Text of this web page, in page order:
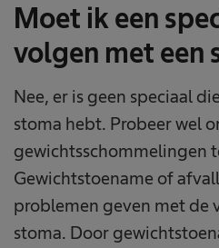
Moet ik een
volgen met een
Nee, er is geen speciaal
stoma hebt. Probeer wel
gewichtsschommelingen
Gewichtstoename of
problemen geven met de
stoma. Door